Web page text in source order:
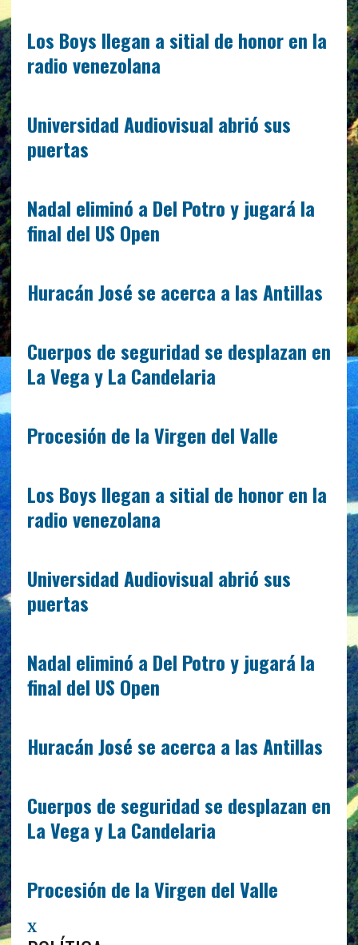
Los Boys llegan a sitial de honor en la
radio venezolana
Universidad Audiovisual abrió sus
puertas
Nadal eliminó a Del Potro y jugará la
final del US Open
Huracán José se acerca a las Antillas
Cuerpos de seguridad se desplazan en
La Vega y La Candelaria
Procesión de la Virgen del Valle
Los Boys llegan a sitial de honor en la
radio venezolana
Universidad Audiovisual abrió sus
puertas
Nadal eliminó a Del Potro y jugará la
final del US Open
Huracán José se acerca a las Antillas
Cuerpos de seguridad se desplazan en
La Vega y La Candelaria
Procesión de la Virgen del Valle
X